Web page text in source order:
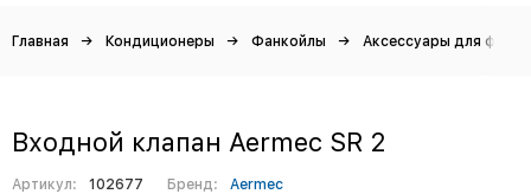
Главная Кондиционеры Фанкойлы Аксессуары для
Входной клапан Aermec SR 2
Артикул: 102677 Бренд: Aermec